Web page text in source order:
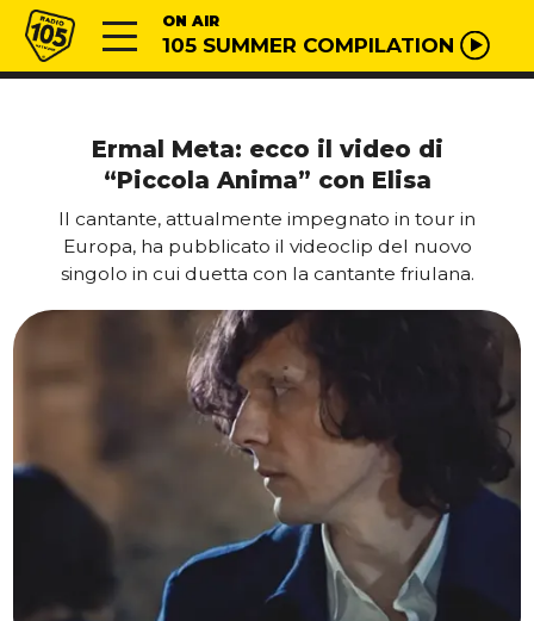
Vai al contenuto
Radio 105 ON AIR
105 SUMMER COMPILATION
Ermal Meta: ecco il video di
“Piccola Anima” con Elisa
Il cantante, attualmente impegnato in tour in
Europa, ha pubblicato il videoclip del nuovo
singolo in cui duetta con la cantante friulana.